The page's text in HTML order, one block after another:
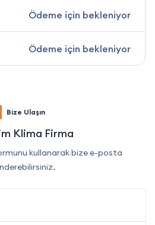
Ödeme için bekleniyor
Ödeme için bekleniyor
Bize Ulaşın
Klima Firma
kullanarak bize e-posta